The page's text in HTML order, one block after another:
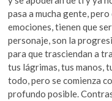
pasa a mucha gente,
emociones, tienen que
personaje, son la
para que trasciendan a
tus lágrimas, tus manos,
todo, pero se comienza
profundo posible.